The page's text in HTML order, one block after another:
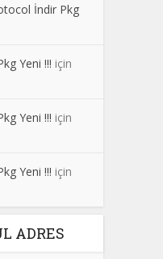
İndir Pkg
Yeni !!! için
Yeni !!! için
Yeni !!! için
ADRES